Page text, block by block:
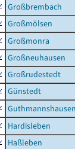
Großbrembach
Großmölsen
Großmonra
Großneuhausen
Großrudestedt
Günstedt
Guthmannshausen
Hardisleben
Haßleben